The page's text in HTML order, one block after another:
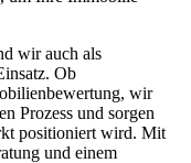
wir auch als
Ob
wir
Prozess und sorgen
positioniert wird. Mit
und einem